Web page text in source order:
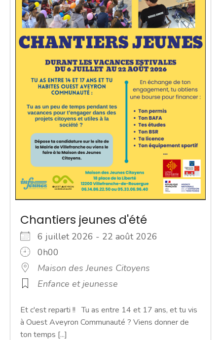
Chantiers jeunes d'été
6 juillet 2026 - 22 août 2026
0h00
Maison des Jeunes Citoyens
Enfance et jeunesse
Et c'est reparti !! Tu as entre 14 et 17 ans, et tu vis
à Ouest Aveyron Communauté ? Viens donner de
ton temps [...]